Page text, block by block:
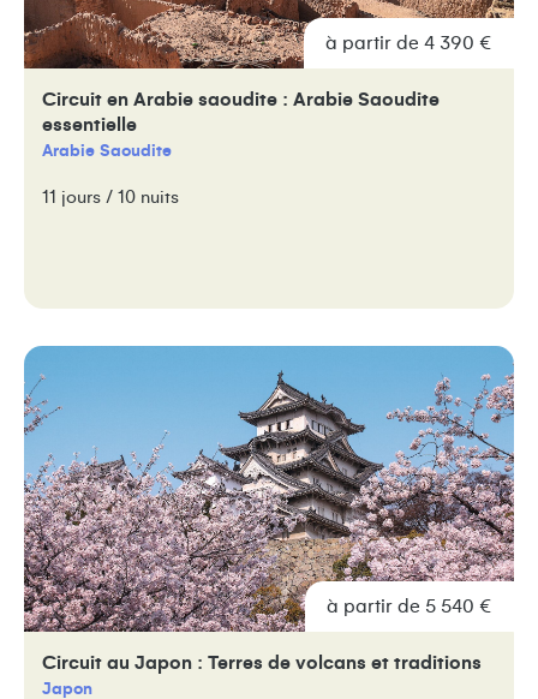
à partir de 4 390 €
Circuit en Arabie saoudite : Arabie Saoudite
essentielle
Arabie Saoudite
11 jours / 10 nuits
à partir de 5 540 €
Circuit au Japon : Terres de volcans et traditions
Japon